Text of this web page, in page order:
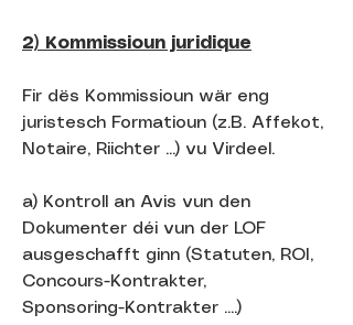
2) Kommissioun juridique
Fir dës Kommissioun wär eng
juristesch Formatioun (z.B. Affekot,
Notaire, Riichter ...) vu Virdeel.
a) Kontroll an Avis vun den
Dokumenter déi vun der LOF
ausgeschafft ginn (Statuten, ROI,
Concours-Kontrakter,
Sponsoring-Kontrakter ....)